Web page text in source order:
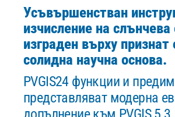
Усъвършенстван
изчисление на слънчева
изграден върху признат
солидна научна основа.
PVGIS24 функции и
представляват модерна